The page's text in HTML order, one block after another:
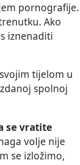
pornografije.
Ako
iznenaditi
tijelom u
spolnoj
se vratite
volje nije
se izložimo,